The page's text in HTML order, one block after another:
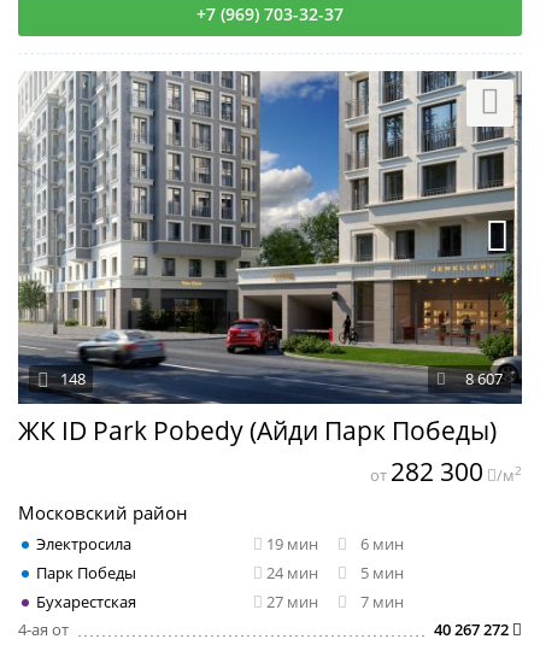
+7 (969) 703-32-37
ЖК ID Park Pobedy (Айди Парк Победы)
8 607
148
Московский район
Электросила 19 мин
6 мин
Парк Победы
24 мин
5 мин
Бухарестская
27 мин
7 мин
4-ая от
40 267 272
от 282 300 /м2